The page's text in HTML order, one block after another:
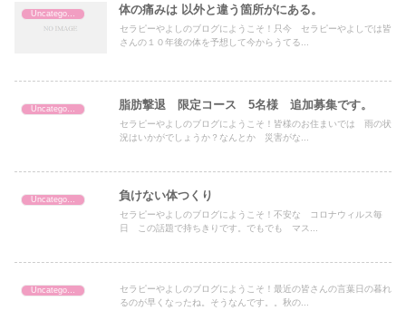
体の痛みは 以外と違う箇所がにある。
セラピーやよしのブログにようこそ！只今 セラピーやよしでは皆
さんの１０年後の体を予想して今からうてる...
Uncategorized 脂肪撃退 限定コース 5名様 追加募集です。
セラピーやよしのブログにようこそ！皆様のお住まいでは 雨の状
況はいかがでしょうか？なんとか 災害がな...
Uncategorized 負けない体つくり
セラピーやよしのブログにようこそ！不安な コロナウィルス毎
日 この話題で持ちきりです。でもでも マス...
Uncategorized
セラピーやよしのブログにようこそ！最近の皆さんの言葉日の暮れ
るのが早くなったね。そうなんです。。秋の...